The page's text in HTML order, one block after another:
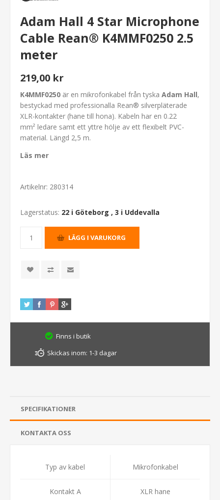
Adam Hall 4 Star Microphone
Cable Rean® K4MMF0250 2.5
meter
219,00 kr
K4MMF0250 är en mikrofonkabel från tyska Adam Hall,
bestyckad med professionalla Rean® silverpläterade
XLR-kontakter (hane till hona). Kabeln har en 0.22
mm² ledare samt ett yttre hölje av ett flexibelt PVC-
material. Längd 2,5 m.
Läs mer
Artikelnr: 280314
Lagerstatus: 22 i Göteborg , 3 i Uddevalla
Finns i butik
Skickas inom: 1-3 dagar
SPECIFIKATIONER
KONTAKTA OSS
Typ av kabel Mikrofonkabel
Kontakt A XLR hane